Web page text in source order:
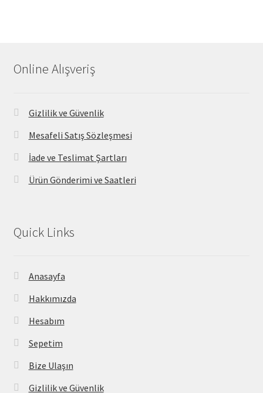
Online Alışveriş
Gizlilik ve Güvenlik
Mesafeli Satış Sözleşmesi
İade ve Teslimat Şartları
Ürün Gönderimi ve Saatleri
Quick Links
Anasayfa
Hakkımızda
Hesabım
Sepetim
Bize Ulaşın
Gizlilik ve Güvenlik